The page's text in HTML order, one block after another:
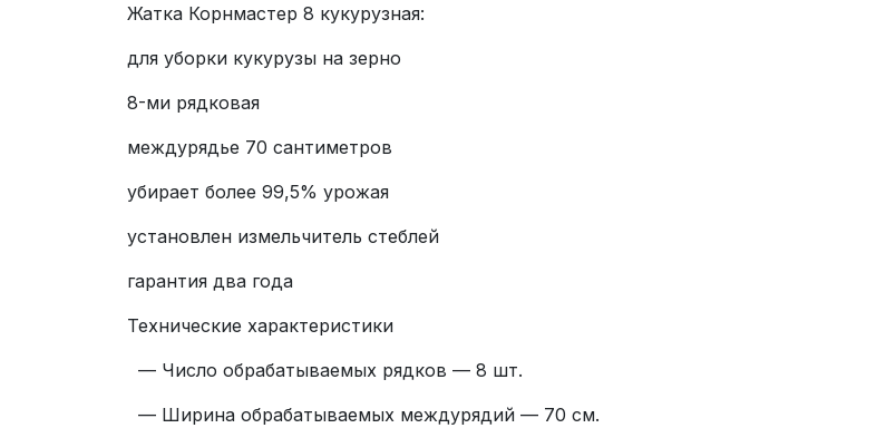
Жатка Корнмастер 8 кукурузная:
для уборки кукурузы на зерно
8-ми рядковая
междурядье 70 сантиметров
убирает более 99,5% урожая
установлен измельчитель стеблей
гарантия два года
Технические характеристики
— Число обрабатываемых рядков — 8 шт.
— Ширина обрабатываемых междурядий — 70 см.